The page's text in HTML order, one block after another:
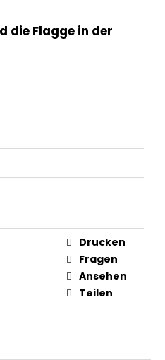
die Flagge in der
Drucken
Fragen
Ansehen
Teilen